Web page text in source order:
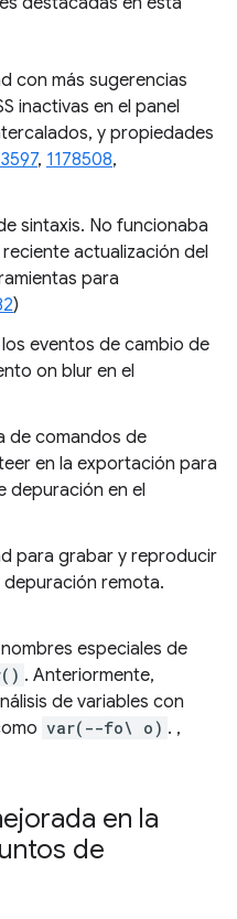
con más sugerencias
inactivas en el panel
y propiedades
, 1178508,
sintaxis. No funcionaba
actualización del
para
)
eventos de cambio de
on blur en el
de comandos de
en la exportación para
depuración en el
para grabar y reproducir
depuración remota.
especiales de
. Anteriormente,
de variables con
var(--fo\ o) . ,
en la
de